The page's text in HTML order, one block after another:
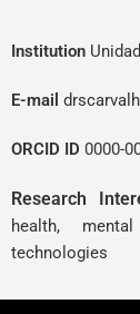
Institution
E-mail
ORCID ID 0000-
Research
health,
technologies